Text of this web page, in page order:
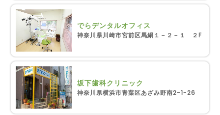
でらデンタルオフィス
神奈川県川崎市宮前区馬絹１－２－１ ２F
坂下歯科クリニック
神奈川県横浜市青葉区あざみ野南2-1-26